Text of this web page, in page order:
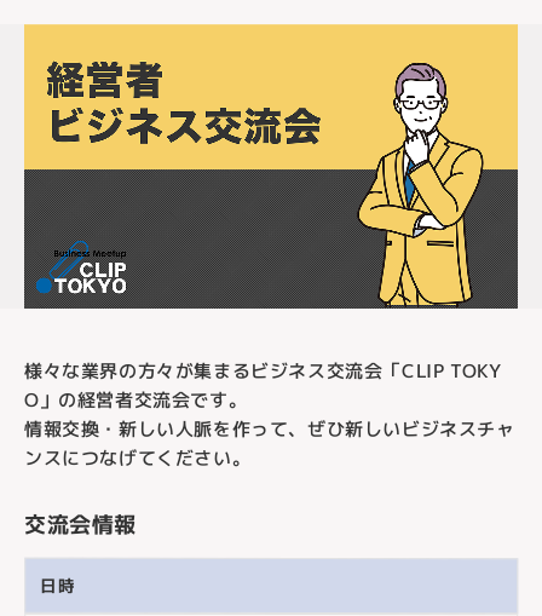
様々な業界の方々が集まるビジネス交流会「CLIP TOKY
O」の経営者交流会です。
情報交換・新しい人脈を作って、ぜひ新しいビジネスチャ
ンスにつなげてください。
交流会情報
日時